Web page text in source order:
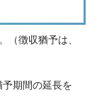
（徴収猶予は、
期間の延長を